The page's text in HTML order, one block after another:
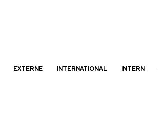
EXTERNE INTERNATIONAL INTERN